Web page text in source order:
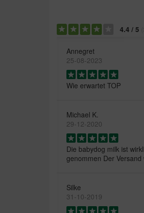
4.4 / 5
Annegret
25-08-2023
Wie erwartet TOP
Michael K.
29-12-2020
Die babydog milk ist
genommen Der
Silke
31-10-2019